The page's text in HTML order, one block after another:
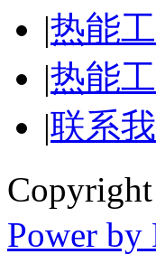
|热能
|热能
|联系
Power by